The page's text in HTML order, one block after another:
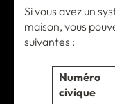
Si vous avez un
maison, vous
suivantes :
Numéro
civique